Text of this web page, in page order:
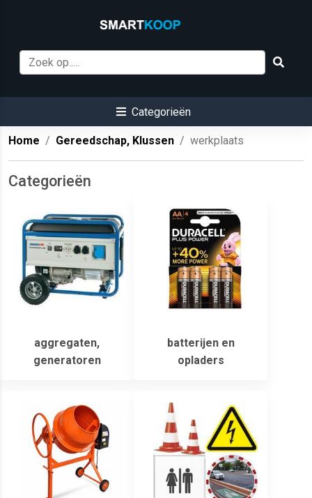
Categorieën
Home Gereedschap, Klussen werkplaats
Categorieën
aggregaten,
generatoren
batterijen en
opladers